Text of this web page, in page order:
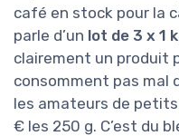
café en stock pour la
parle d’un lot de 3 x 1
clairement un produit
consomment pas mal
les amateurs de petits
€ les 250 g. C’est du